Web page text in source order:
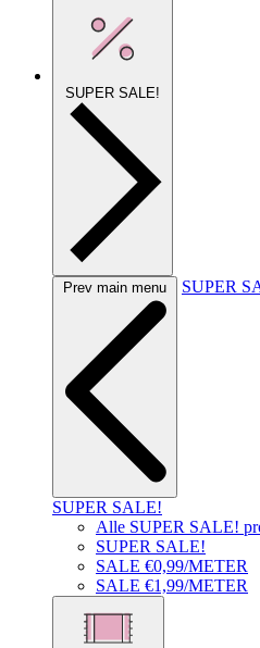
SUPER SALE!
Prev main menu SUPER
SUPER SALE!
Alle SUPER SALE!
SUPER SALE!
SALE €0,99/METER
SALE €1,99/METER